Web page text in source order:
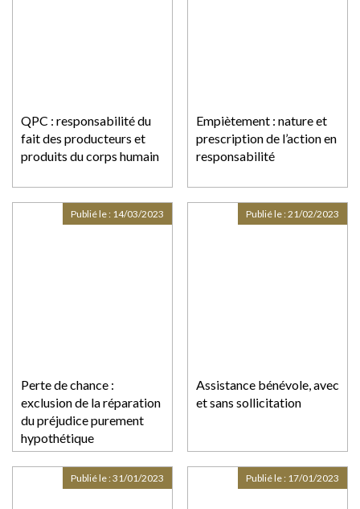
QPC : responsabilité du
fait des producteurs et
produits du corps humain
Empiètement : nature et
prescription de l’action en
responsabilité
Perte de chance :
exclusion de la réparation
du préjudice purement
hypothétique
Publié le : 14/03/2023
Assistance bénévole, avec
et sans sollicitation
Publié le :21/02/2023
Publié le :31/01/2023 Publié le : 17/01/2023